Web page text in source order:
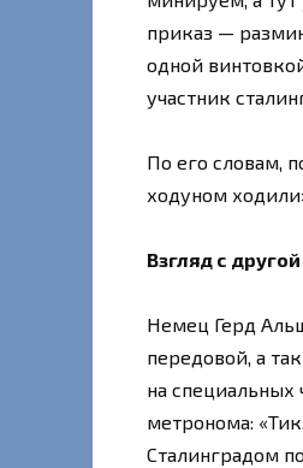
приказ —
одной
участник
По его словам,
ходуном
Взгляд с
Немец Герд
передовой, а
на специальных
метронома:
Сталинградом